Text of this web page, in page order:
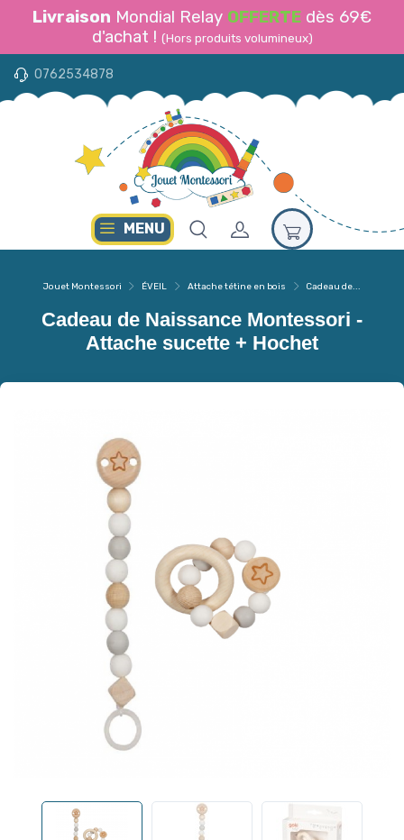
Livraison Mondial Relay OFFERTE dès 69€
d'achat ! (Hors produits volumineux)
0762534878
MENU
Jouet Montessori ÉVEIL Attache tétine en bois Cadeau de...
Cadeau de Naissance Montessori -
Attache sucette + Hochet